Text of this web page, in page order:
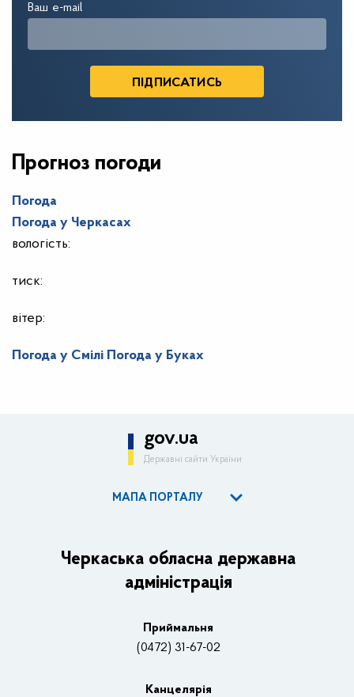
Ваш e-mail
Прогноз погоди
Погода
Погода у Черкасах
вологість:
тиск:
вітер:
Погода у Смілі Погода у Буках
gov.ua
Державні сайти України
МАПА ПОРТАЛУ
Керівництво адміністрації
Основні завдання та нормативно-правові засади
Нагороди
Черкаська обласна державна
адміністрація
Приймальня
(0472) 31-67-02
Канцелярiя